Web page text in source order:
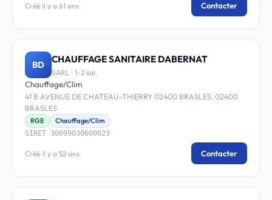
Créé il y a 61 ans Contacter
BD CHAUFFAGE SANITAIRE DABERNAT
SARL · 1-2 sal.
Chauffage/Clim
41 B AVENUE DE CHATEAU-THIERRY 02400 BRASLES, 02400
BRASLES
RGE
Chauffage/Clim
SIRET 30099030600023
Créé il y a 52 ans Contacter